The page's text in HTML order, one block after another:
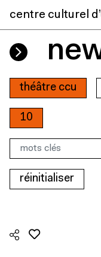
centre culturel
théâtre ccu
10
réinitialiser